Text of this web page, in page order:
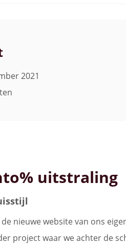
2021
uitstraling
nieuwe website van ons
project waar we achter de